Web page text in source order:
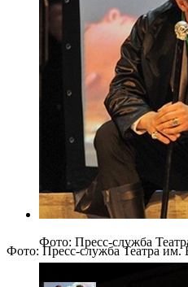
Фото: Пресс-служба
Фото: Пресс-служба Театра им.